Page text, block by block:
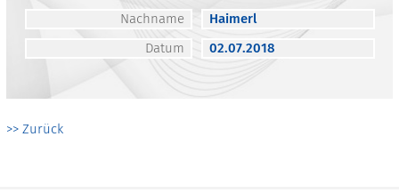
Nachname
Haimerl
Datum
02.07.2018
>> Zurück